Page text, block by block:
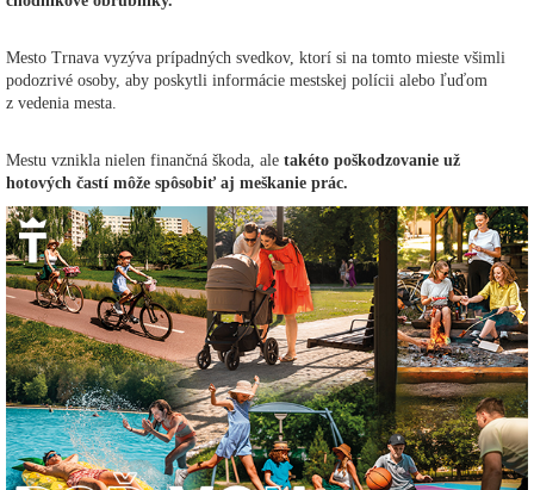
Mesto Trnava vyzýva prípadných svedkov, ktorí si na tomto mieste všimli
podozrivé osoby, aby poskytli informácie mestskej polícii alebo ľuďom
z vedenia mesta.
Mestu vznikla nielen finančná škoda, ale takéto poškodzovanie už
hotových častí môže spôsobiť aj meškanie prác.